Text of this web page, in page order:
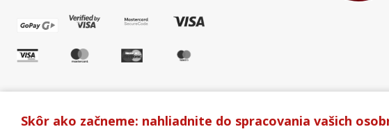
Skôr ako začneme: nahliadnite do spracovania vašich